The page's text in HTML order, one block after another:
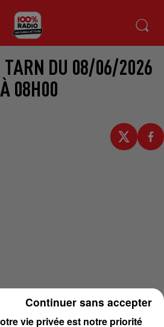
TARN DU 08/06/2026
À 08H00
vie privée est notre priorité
Continuer sans accepter